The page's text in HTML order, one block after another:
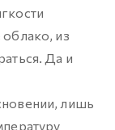
из
Да и
лишь